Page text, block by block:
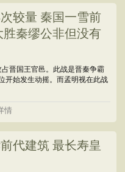
较量 秦国一雪前
秦缪公非但没有
晋国王官邑。此战是晋秦争霸
开始发生动摇。而孟明视在此战
情
代建筑 最长寿皇